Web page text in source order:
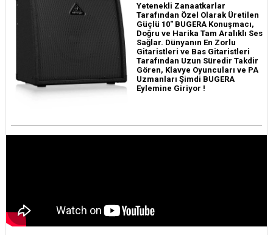
Yetenekli Zanaatkarlar
Tarafından Özel Olarak Üretilen
Güçlü 10" BUGERA Konuşmacı,
Doğru ve Harika Tam Aralıklı Ses
Sağlar. Dünyanın En Zorlu
Gitaristleri ve Bas Gitaristleri
Tarafından Uzun Süredir Takdir
Gören, Klavye Oyuncuları ve PA
Uzmanları Şimdi BUGERA
Eylemine Giriyor !